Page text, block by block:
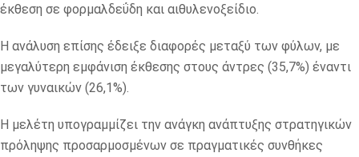
έκθεση σε φορμαλδεΰδη και αιθυλενοξείδιο.
Η ανάλυση επίσης έδειξε διαφορές μεταξύ των φύλων, με
μεγαλύτερη εμφάνιση έκθεσης στους άντρες (35,7%) έναντι
των γυναικών (26,1%).
Η μελέτη υπογραμμίζει την ανάγκη ανάπτυξης στρατηγικών
πρόληψης προσαρμοσμένων σε πραγματικές συνθήκες